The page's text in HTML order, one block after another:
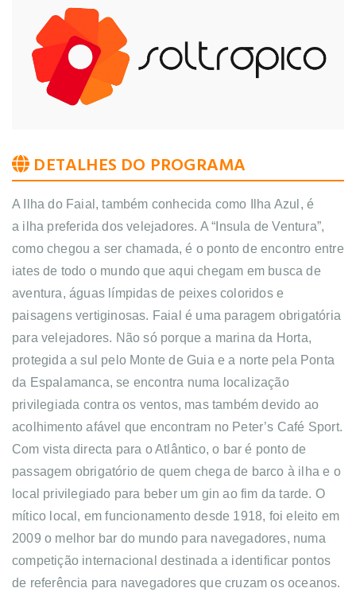
DETALHES DO PROGRAMA
A Ilha do Faial, também conhecida como Ilha Azul, é
a ilha preferida dos velejadores. A “Insula de Ventura”,
como chegou a ser chamada, é o ponto de encontro entre
iates de todo o mundo que aqui chegam em busca de
aventura, águas límpidas de peixes coloridos e
paisagens vertiginosas. Faial é uma paragem obrigatória
para velejadores. Não só porque a marina da Horta,
protegida a sul pelo Monte de Guia e a norte pela Ponta
da Espalamanca, se encontra numa localização
privilegiada contra os ventos, mas também devido ao
acolhimento afável que encontram no Peter’s Café Sport.
Com vista directa para o Atlântico, o bar é ponto de
passagem obrigatório de quem chega de barco à ilha e o
local privilegiado para beber um gin ao fim da tarde. O
mítico local, em funcionamento desde 1918, foi eleito em
2009 o melhor bar do mundo para navegadores, numa
competição internacional destinada a identificar pontos
de referência para navegadores que cruzam os oceanos.